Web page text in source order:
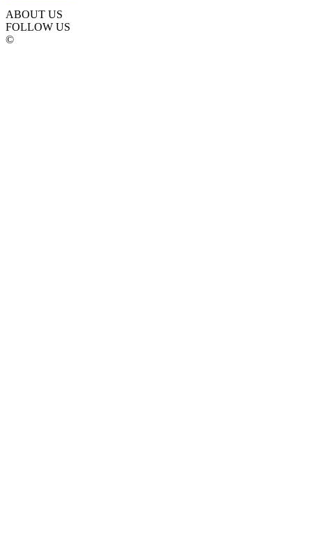
ABOUT US
FOLLOW US
©